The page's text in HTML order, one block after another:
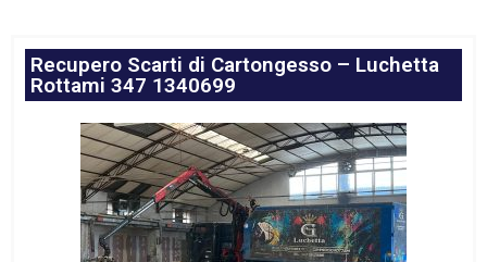
Recupero Scarti di Cartongesso – Luchetta
Rottami 347 1340699